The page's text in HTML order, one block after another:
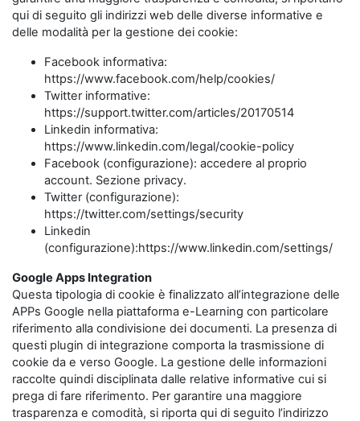
qui di seguito gli indirizzi web delle diverse informative e
delle modalità per la gestione dei cookie:
Facebook informativa:
https://www.facebook.com/help/cookies/
Twitter informative:
https://support.twitter.com/articles/20170514
Linkedin informativa:
https://www.linkedin.com/legal/cookie-policy
Facebook (configurazione): accedere al proprio
account. Sezione privacy.
Twitter (configurazione):
https://twitter.com/settings/security
Linkedin
(configurazione):https://www.linkedin.com/settings/
Google Apps Integration
Questa tipologia di cookie è finalizzato all’integrazione delle
APPs Google nella piattaforma e-Learning con particolare
riferimento alla condivisione dei documenti. La presenza di
questi plugin di integrazione comporta la trasmissione di
cookie da e verso Google. La gestione delle informazioni
raccolte quindi disciplinata dalle relative informative cui si
prega di fare riferimento. Per garantire una maggiore
trasparenza e comodità, si riporta qui di seguito l’indirizzo